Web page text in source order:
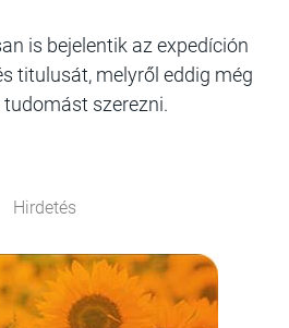
is bejelentik az expedíción
titulusát, melyről eddig még
tudomást szerezni.
Hirdetés